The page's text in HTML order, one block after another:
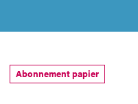
Abonnement papier